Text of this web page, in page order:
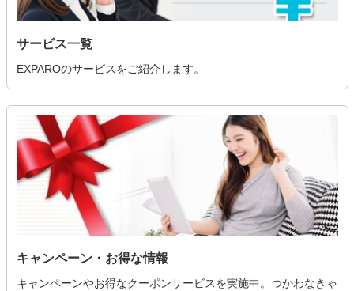
サービス一覧
EXPAROのサービスをご紹介します。
キャンペーン・お得な情報
キャンペーンやお得なクーポンサービスを実施中。つかわなきゃ